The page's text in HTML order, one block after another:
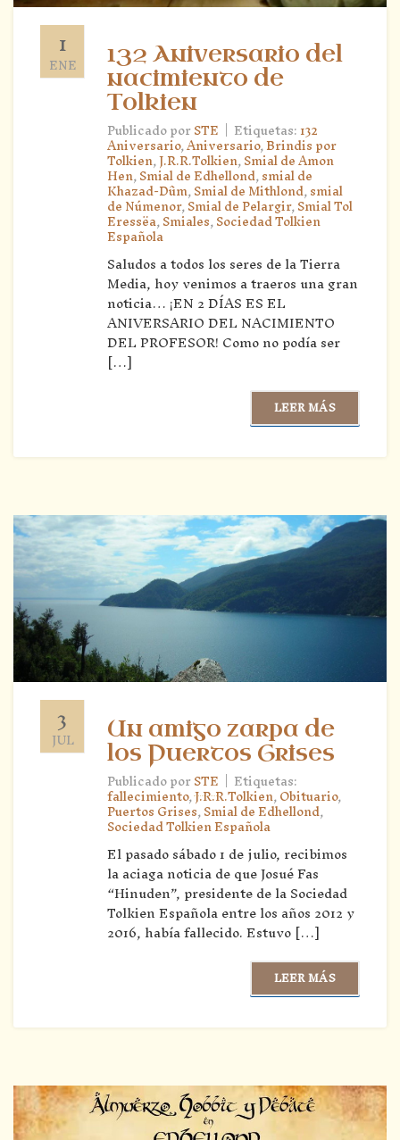
1
ENE
132 Aniversario del
nacimiento de
Tolkien
Publicado porSTE | Etiquetas:132
Aniversario,Aniversario,Brindis por
Tolkien,J.R.R.Tolkien,Smial de Amon
Hen,Smial de Edhellond,smial de
Khazad-Dûm,Smial de Mithlond,smial
de Númenor,Smial de Pelargir,Smial Tol
Eressëa,Smiales,Sociedad Tolkien
Española
Saludos a todos los seres de la Tierra
Media, hoy venimos a traeros una gran
noticia… ¡EN 2 DÍAS ES EL
ANIVERSARIO DEL NACIMIENTO
DEL PROFESOR! Como no podía ser
[…]
LEER MÁS
3
JUL
Un amigo zarpa de
los Puertos Grises
Publicado porSTE | Etiquetas:
fallecimiento,J.R.R.Tolkien,Obituario,
Puertos Grises,Smial de Edhellond,
Sociedad Tolkien Española
El pasado sábado 1 de julio, recibimos
la aciaga noticia de que Josué Fas
“Hinuden”, presidente de la Sociedad
Tolkien Española entre los años 2012 y
2016, había fallecido. Estuvo […]
LEER MÁS